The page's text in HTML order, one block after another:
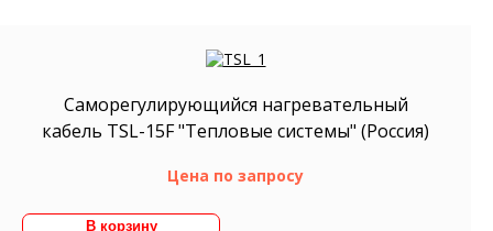
Саморегулирующийся нагревательный
кабель TSL-15F "Тепловые системы" (Россия)
Цена по запросу